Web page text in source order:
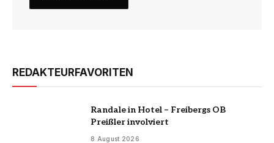
REDAKTEURFAVORITEN
Randale in Hotel – Freibergs OB
Preißler involviert
8 August 2026